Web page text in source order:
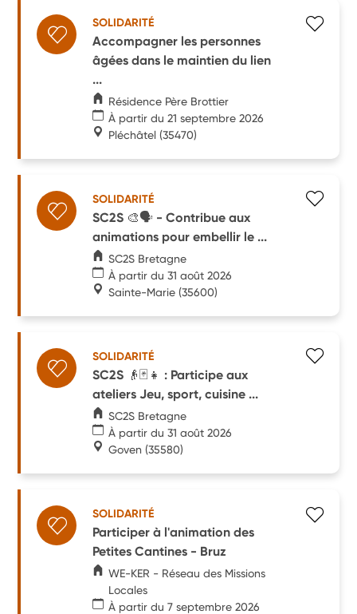
SOLIDARITÉ
Accompagner les personnes
âgées dans le maintien du lien
...
Résidence Père Brottier
À partir du 21 septembre 2026
Pléchâtel (35470)
SOLIDARITÉ
SC2S 🎨🗣️ - Contribue aux
animations pour embellir le ...
SC2S Bretagne
À partir du 31 août 2026
Sainte-Marie (35600)
SOLIDARITÉ
SC2S 👴🃏👧 : Participe aux
ateliers Jeu, sport, cuisine ...
SC2S Bretagne
À partir du 31 août 2026
Goven (35580)
SOLIDARITÉ
Participer à l'animation des
Petites Cantines - Bruz
WE-KER - Réseau des Missions
Locales
À partir du 7 septembre 2026